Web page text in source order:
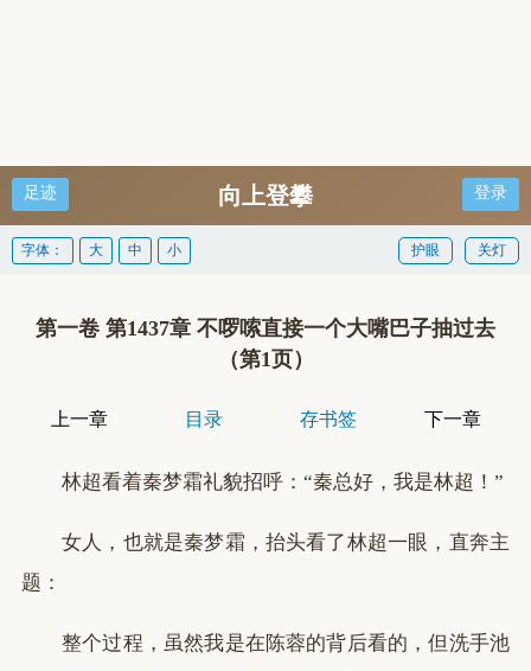
足迹 向上登攀 登录
关灯
护眼
字体： 大 中 小
第一卷 第1437章 不啰嗦直接一个大嘴巴子抽过去
（第1页）
上一章 目录 存书签 下一章
林超看着秦梦霜礼貌招呼：“秦总好，我是林超！”
女人，也就是秦梦霜，抬头看了林超一眼，直奔主
题：
整个过程，虽然我是在陈蓉的背后看的，但洗手池